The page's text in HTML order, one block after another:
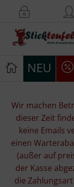
NEU
Stickpackungen
Stickgarne
Stoffe
Wir machen
dieser Zeit
keine Emails
einen
(außer auf
der Kasse
die